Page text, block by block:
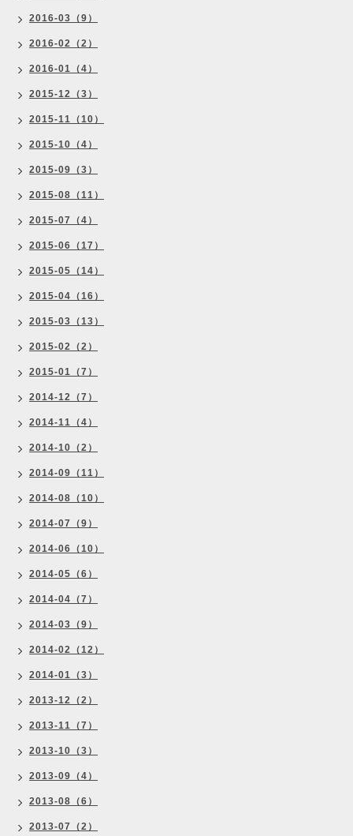
2016-03（9）
2016-02（2）
2016-01（4）
2015-12（3）
2015-11（10）
2015-10（4）
2015-09（3）
2015-08（11）
2015-07（4）
2015-06（17）
2015-05（14）
2015-04（16）
2015-03（13）
2015-02（2）
2015-01（7）
2014-12（7）
2014-11（4）
2014-10（2）
2014-09（11）
2014-08（10）
2014-07（9）
2014-06（10）
2014-05（6）
2014-04（7）
2014-03（9）
2014-02（12）
2014-01（3）
2013-12（2）
2013-11（7）
2013-10（3）
2013-09（4）
2013-08（6）
2013-07（2）